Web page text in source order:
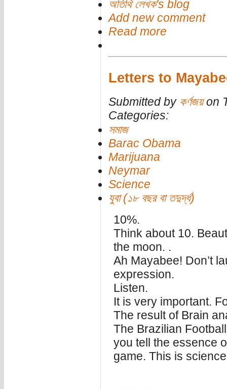
অতিথি লেখক's blog
Add new comment
Read more
Letters to
Submitted by কর্ণজয়on
Categories:
সমাজ
Barac Obama
Marijuana
Neymar
Science
যুবা (১৮ বছর বা তদুর্দ্ধ)
10%.
Think about 10.
the moon. .
Ah Mayabee! Don’t
expression.
Listen.
It is very important.
The result of Brain
The Brazilian
you tell the essence
game. This is